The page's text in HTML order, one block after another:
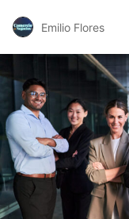
Emilio Flores